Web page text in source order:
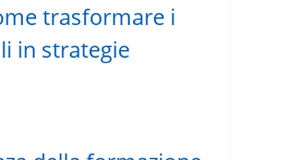
trasformare i
in strategie